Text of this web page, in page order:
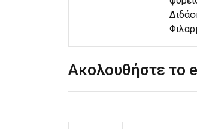
Ακολουθήστε το